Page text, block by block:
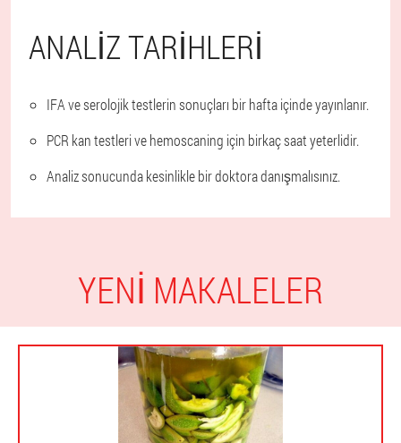
ANALIZ TARIHLERI
IFA ve serolojik testlerin sonuçları bir hafta içinde yayınlanır.
PCR kan testleri ve hemoscaning için birkaç saat yeterlidir.
Analiz sonucunda kesinlikle bir doktora danışmalısınız.
YENI MAKALELER